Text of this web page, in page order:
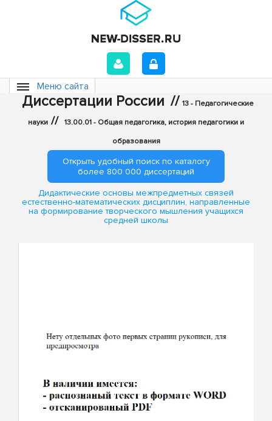
Меню сайта
Диссертации России // 13 - Педагогические
науки // 13.00.01 - Общая педагогика, история педагогики и
образования
Открыть удобный поиск по каталогу
более 800 000 диссертаций
Дидактические основы межпредметных связей
естественно-математических дисциплин, направленные
на формирование творческого мышления учащихся
средней школы